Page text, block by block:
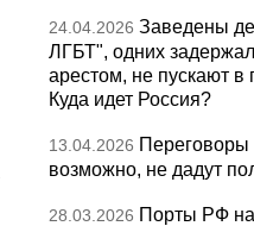
24.04.2026 Заведены
ЛГБТ", одних
арестом, не пускают
Куда идет Россия?
13.04.2026
возможно, не дадут
28.03.2026 Порты РФ